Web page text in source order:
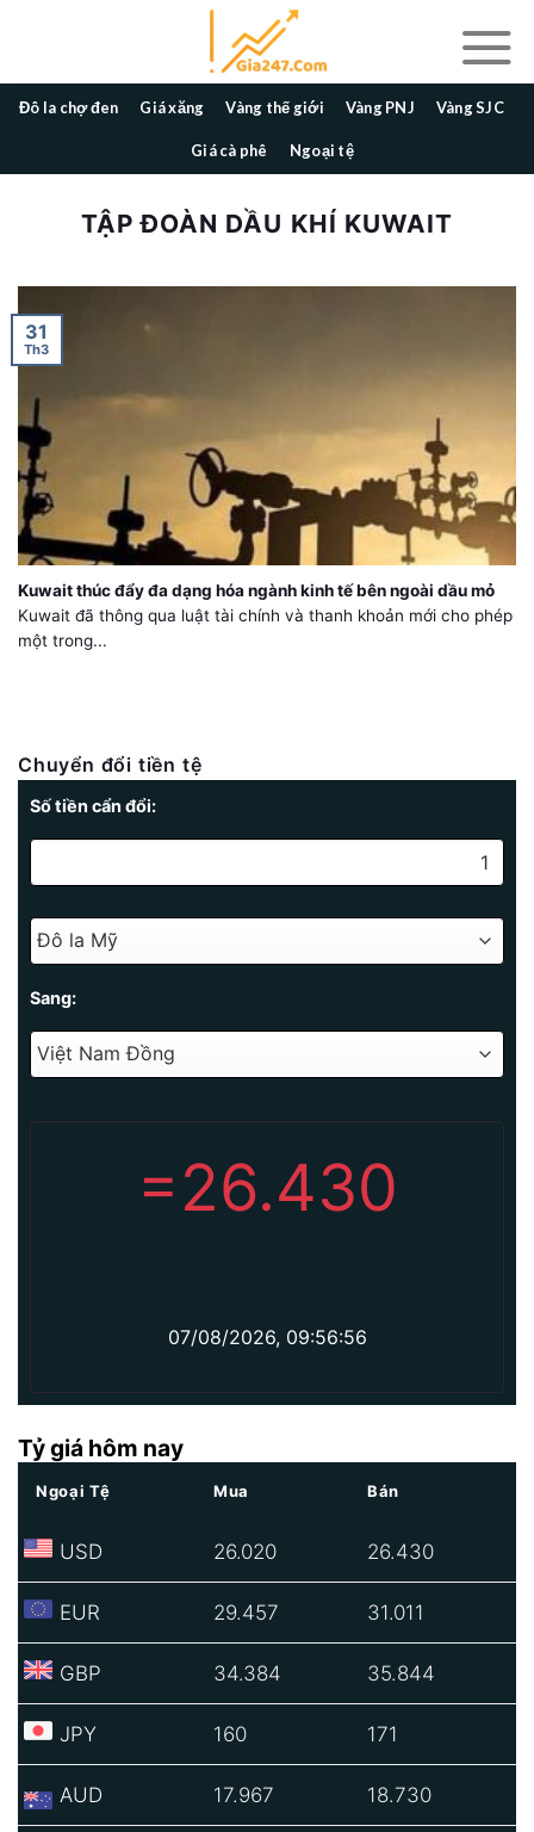
Đô la chợ đen Giá xăng Vàng thế giới Vàng PNJ Vàng SJC
Giá cà phê Ngoại tệ
TẬP ĐOÀN DẦU KHÍ KUWAIT
Kuwait thúc đẩy đa dạng hóa ngành kinh tế bên ngoài dầu mỏ
Kuwait đã thông qua luật tài chính và thanh khoản mới cho phép
một trong...
31
Th3
Chuyển đổi tiền tệ
Số tiền cẩn đổi:
Sang:
=26.430
07/08/2026, 09:56:56
Tỷ giá hôm nay
Ngoại Tệ Mua Bán
USD 26.020 26.430
EUR 29.457 31.011
GBP 34.384 35.844
JPY 160 171
AUD 17.967 18.730